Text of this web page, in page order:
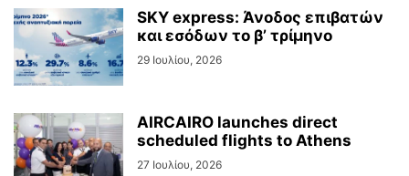
SKY express: Άνοδος επιβατών
και εσόδων το β’ τρίμηνο
29 Ιουλίου, 2026
AIRCAIRO launches direct
scheduled flights to Athens
27 Ιουλίου, 2026